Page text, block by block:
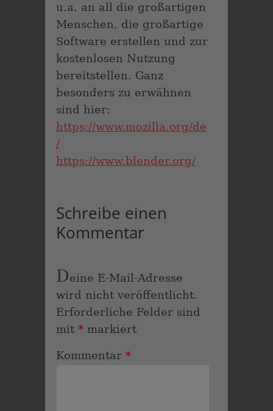
u.a. an all die großartigen
Menschen, die großartige
Software erstellen und zur
kostenlosen Nutzung
bereitstellen. Ganz
besonders zu erwähnen
sind hier:
https://www.mozilla.org/de
/
https://www.blender.org/
Schreibe einen
Kommentar
Deine E-Mail-Adresse
wird nicht veröffentlicht.
Erforderliche Felder sind
mit * markiert
Kommentar *